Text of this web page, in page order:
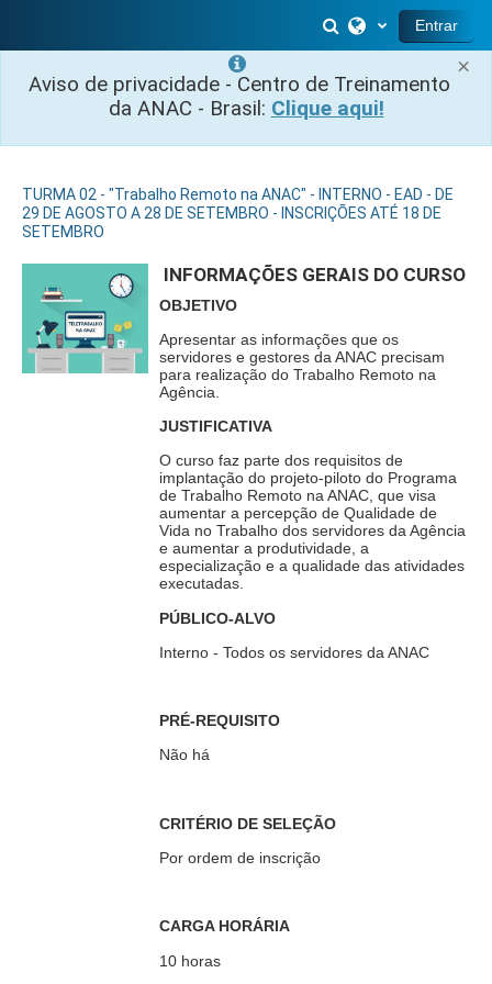
×
Aviso de privacidade - Centro de Treinamento
da ANAC - Brasil: Clique aqui!
Alternar entrada
Entrar
TURMA 02 - "Trabalho Remoto na ANAC" - INTERNO - EAD - DE
29 DE AGOSTO A 28 DE SETEMBRO - INSCRIÇÕES ATÉ 18 DE
SETEMBRO
INFORMAÇÕES GERAIS DO CURSO
OBJETIVO
Apresentar as informações que os
servidores e gestores da ANAC precisam
para realização do Trabalho Remoto na
Agência.
JUSTIFICATIVA
O curso faz parte dos requisitos de
implantação do projeto-piloto do Programa
de Trabalho Remoto na ANAC, que visa
aumentar a percepção de Qualidade de
Vida no Trabalho dos servidores da Agência
e aumentar a produtividade, a
especialização e a qualidade das atividades
executadas.
PÚBLICO-ALVO
Interno - Todos os servidores da ANAC
PRÉ-REQUISITO
Não há
CRITÉRIO DE SELEÇÃO
Por ordem de inscrição
CARGA HORÁRIA
10 horas